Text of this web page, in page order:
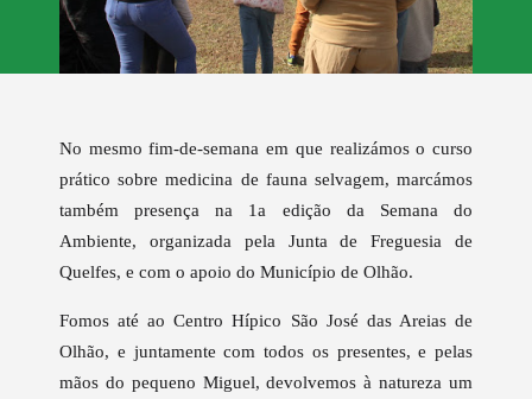
No mesmo fim-de-semana em que realizámos o curso
prático sobre medicina de fauna selvagem, marcámos
também presença na 1a edição da Semana do
Ambiente, organizada pela Junta de Freguesia de
Quelfes, e com o apoio do Município de Olhão.
Fomos até ao Centro Hípico São José das Areias de
Olhão, e juntamente com todos os presentes, e pelas
mãos do pequeno Miguel, devolvemos à natureza um